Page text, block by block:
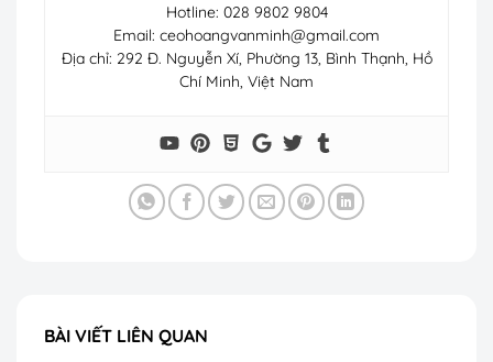
Hotline: 028 9802 9804
Email: ceohoangvanminh@gmail.com
Địa chỉ: 292 Đ. Nguyễn Xí, Phường 13, Bình Thạnh, Hồ
Chí Minh, Việt Nam
BÀI VIẾT LIÊN QUAN